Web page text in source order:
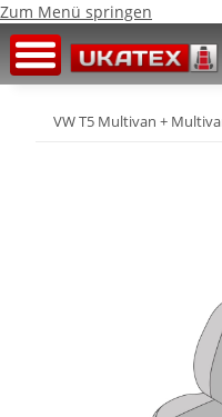
Zum Menü springen
VW T5 Multivan +